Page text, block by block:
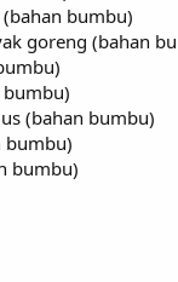
bumbu)
goreng (bahan
(bahan bumbu)
bumbu)
bumbu)